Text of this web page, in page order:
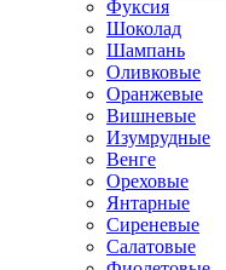
Фуксия
Шоколад
Шампань
Оливковые
Оранжевые
Вишневые
Изумрудные
Венге
Ореховые
Янтарные
Сиреневые
Салатовые